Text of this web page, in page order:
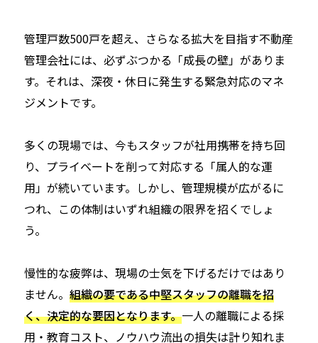
管理戸数500戸を超え、さらなる拡大を目指す不動産
管理会社には、必ずぶつかる「成長の壁」がありま
す。それは、深夜・休日に発生する緊急対応のマネ
ジメントです。
多くの現場では、今もスタッフが社用携帯を持ち回
り、プライベートを削って対応する「属人的な運
用」が続いています。しかし、管理規模が広がるに
つれ、この体制はいずれ組織の限界を招くでしょ
う。
慢性的な疲弊は、現場の士気を下げるだけではあり
ません。 組織の要である中堅スタッフの離職を招
く、決定的な要因となります。一人の離職による採
用・教育コスト、ノウハウ流出の損失は計り知れま